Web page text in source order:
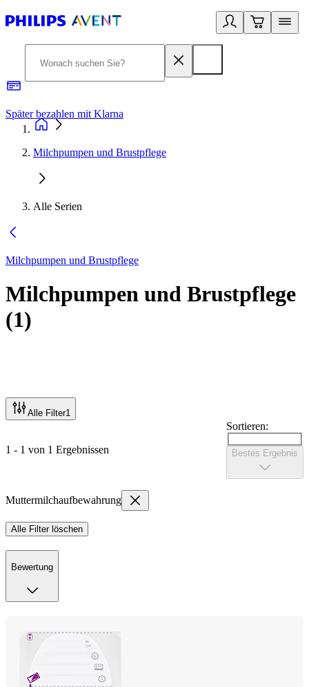
Später bezahlen mit Klarna
Milchpumpen und Brustpflege
Alle Serien
Milchpumpen und Brustpflege
Milchpumpen und Brustpflege
(1)
Alle Filter1
1 - 1 von 1 Ergebnissen
Sortieren:
Bestes Ergebnis
Muttermilchaufbewahrung
Alle Filter löschen
Bewertung